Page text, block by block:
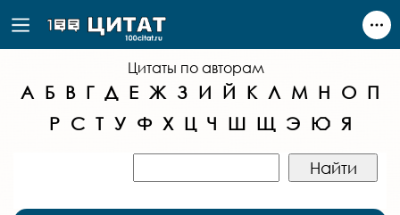
Цитаты по авторам
А Б В Г Д Е Ж З И Й К Л М Н О П
Р С Т У Ф Х Ц Ч Ш Щ Э Ю Я